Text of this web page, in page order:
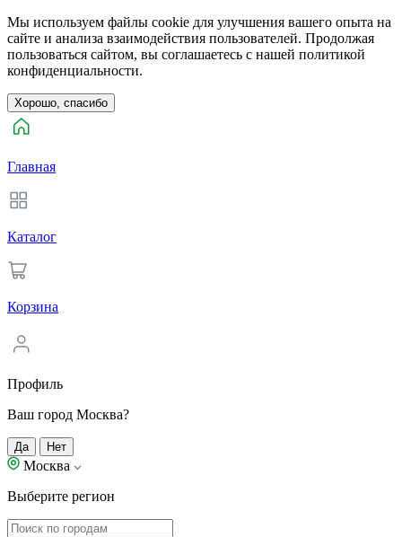
Мы используем файлы cookie для улучшения вашего опыта на
сайте и анализа взаимодействия пользователей. Продолжая
пользоваться сайтом, вы соглашаетесь с нашей политикой
конфиденциальности.
Хорошо, спасибо
Главная
Каталог
Корзина
Профиль
Ваш город Москва?
Да Нет
Москва
Выберите регион